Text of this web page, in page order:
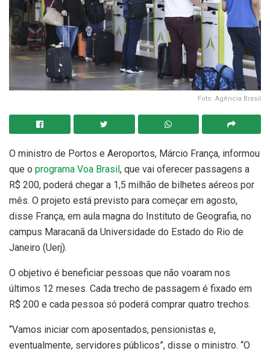
Foto: Agência Brasil
O ministro de Portos e Aeroportos, Márcio França, informou
que o programa Voa Brasil, que vai oferecer passagens a
R$ 200, poderá chegar a 1,5 milhão de bilhetes aéreos por
mês. O projeto está previsto para começar em agosto,
disse França, em aula magna do Instituto de Geografia, no
campus Maracanã da Universidade do Estado do Rio de
Janeiro (Uerj).
O objetivo é beneficiar pessoas que não voaram nos
últimos 12 meses. Cada trecho de passagem é fixado em
R$ 200 e cada pessoa só poderá comprar quatro trechos.
“Vamos iniciar com aposentados, pensionistas e,
eventualmente, servidores públicos”, disse o ministro. “O